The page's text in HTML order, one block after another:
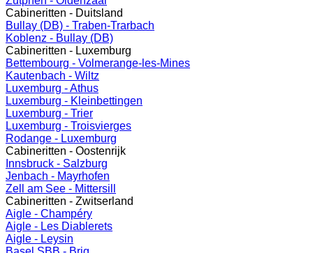
Cabineritten - Duitsland
Bullay (DB) - Traben-Trarbach
Koblenz - Bullay (DB)
Cabineritten - Luxemburg
Bettembourg - Volmerange-les-Mines
Kautenbach - Wiltz
Luxemburg - Athus
Luxemburg - Kleinbettingen
Luxemburg - Trier
Luxemburg - Troisvierges
Rodange - Luxemburg
Cabineritten - Oostenrijk
Innsbruck - Salzburg
Jenbach - Mayrhofen
Zell am See - Mittersill
Cabineritten - Zwitserland
Aigle - Champéry
Aigle - Les Diablerets
Aigle - Leysin